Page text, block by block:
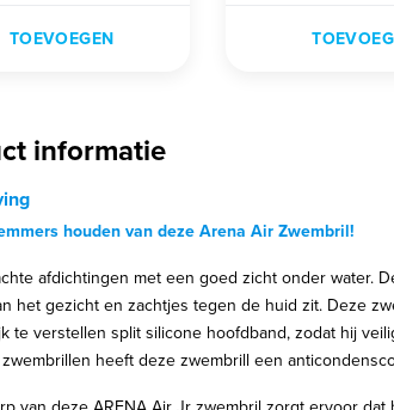
TOEVOEGEN
informatie
houden van deze Arena Air Zwembril!
afdichtingen met een goed zicht onder water.
het gezicht en zachtjes tegen de huid zit. Deze
te verstellen split silicone hoofdband, zodat hij
heeft deze zwembrill een